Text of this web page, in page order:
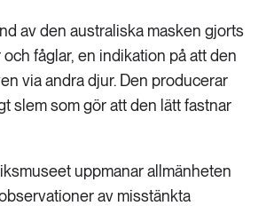
av den australiska masken gjorts
fåglar, en indikation på att den
via andra djur. Den producerar
slem som gör att den lätt fastnar
uppmanar allmänheten
av misstänkta